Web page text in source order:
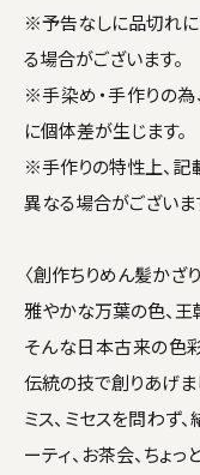
※予告なしに品切れに
る場合がございます。
※手染め・手作りの為
に個体差が生じます。
※手作りの特性上、記
異なる場合がございま
〈創作ちりめん髪かざり
雅やかな万葉の色、王
そんな日本古来の色
伝統の技で創りあげま
ミス、ミセスを問わず
ーティ、お茶会、ちょ